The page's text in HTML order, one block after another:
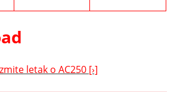
letak o AC250 [›]